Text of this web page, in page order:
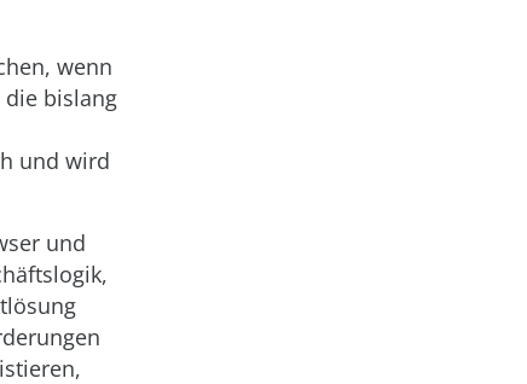
wenn
bislang
und wird
und